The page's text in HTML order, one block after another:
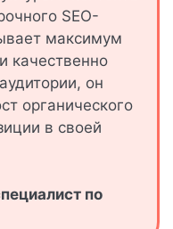
SEO-
максимум
качественно
он
органического
в своей
по